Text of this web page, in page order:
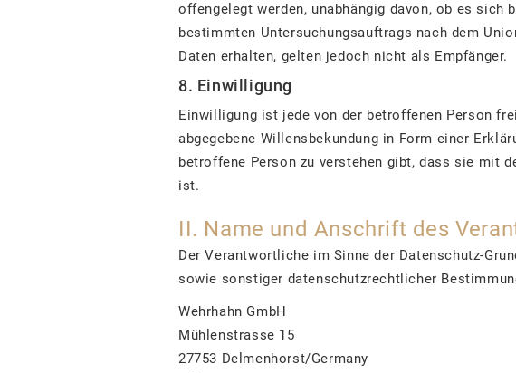
offengelegt werden, unabhängig davon, ob es sich
bestimmten Untersuchungsauftrags nach dem
Daten erhalten, gelten jedoch nicht als Empfänger.
8. Einwilligung
Einwilligung ist jede von der betroffenen Person
abgegebene Willensbekundung in Form einer
betroffene Person zu verstehen gibt, dass sie mit
ist.
II. Name und Anschrift des
Der Verantwortliche im Sinne der Datenschutz-
sowie sonstiger datenschutzrechtlicher
Wehrhahn GmbH
Mühlenstrasse 15
27753 Delmenhorst/Germany